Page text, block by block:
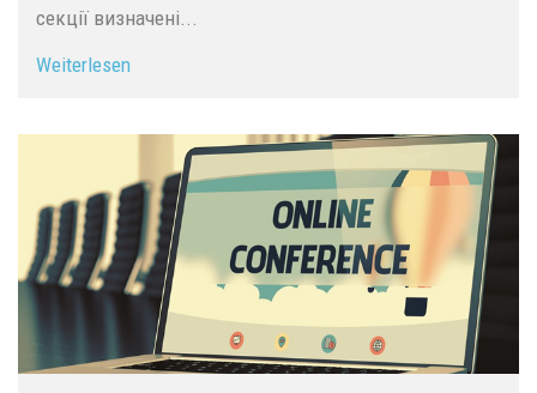
секції визначені...
Weiterlesen